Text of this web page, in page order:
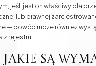
jeśli jest on właściwy dla
lub prawnej
— powód może również
z rejestru.
jakie są